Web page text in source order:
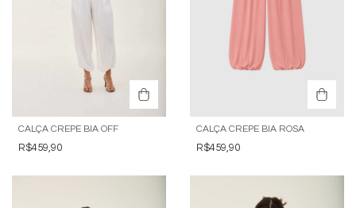
CALÇA CREPE BIA OFF
R$459,90
CALÇA CREPE BIA ROSA
R$459,90